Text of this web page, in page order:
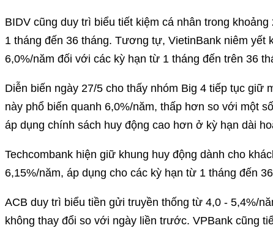
BIDV cũng duy trì biểu tiết kiệm cá nhân trong
1 tháng đến 36 tháng. Tương tự, VietinBank niêm yết
6,0%/năm đối với các kỳ hạn từ 1 tháng đến trên 36
Diễn biến ngày 27/5 cho thấy nhóm Big 4 tiếp tục giữ
này phổ biến quanh 6,0%/năm, thấp hơn so với một
áp dụng chính sách huy động cao hơn ở kỳ hạn dài
Techcombank hiện giữ khung huy động dành cho
6,15%/năm, áp dụng cho các kỳ hạn từ 1 tháng đến
ACB duy trì biểu tiền gửi truyền thống từ 4,0 - 5,4%/
không thay đổi so với ngày liền trước. VPBank cũng